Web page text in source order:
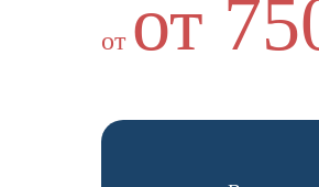
от от